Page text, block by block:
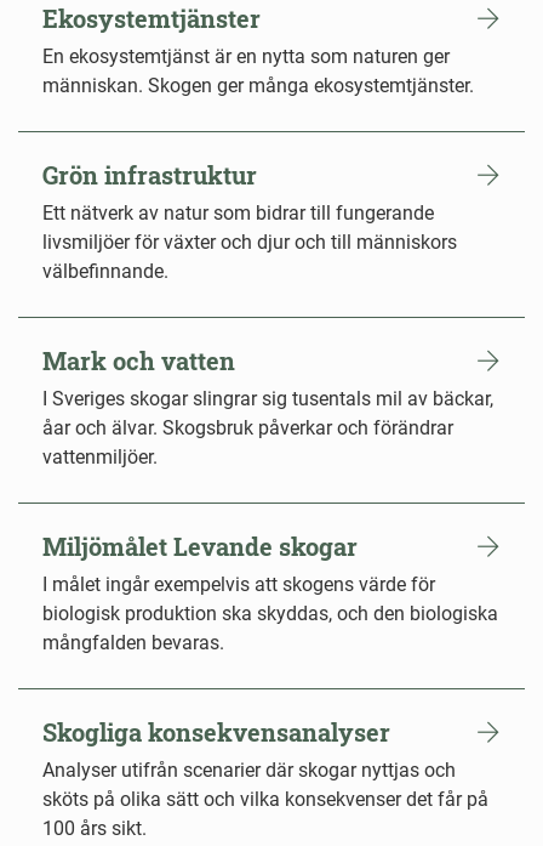
Ekosystemtjänster
En ekosystemtjänst är en nytta som naturen ger
människan. Skogen ger många ekosystemtjänster.
Grön infrastruktur
Ett nätverk av natur som bidrar till fungerande
livsmiljöer för växter och djur och till människors
välbefinnande.
Mark och vatten
I Sveriges skogar slingrar sig tusentals mil av bäckar,
åar och älvar. Skogsbruk påverkar och förändrar
vattenmiljöer.
Miljömålet Levande skogar
I målet ingår exempelvis att skogens värde för
biologisk produktion ska skyddas, och den biologiska
mångfalden bevaras.
Skogliga konsekvensanalyser
Analyser utifrån scenarier där skogar nyttjas och
sköts på olika sätt och vilka konsekvenser det får på
100 års sikt.